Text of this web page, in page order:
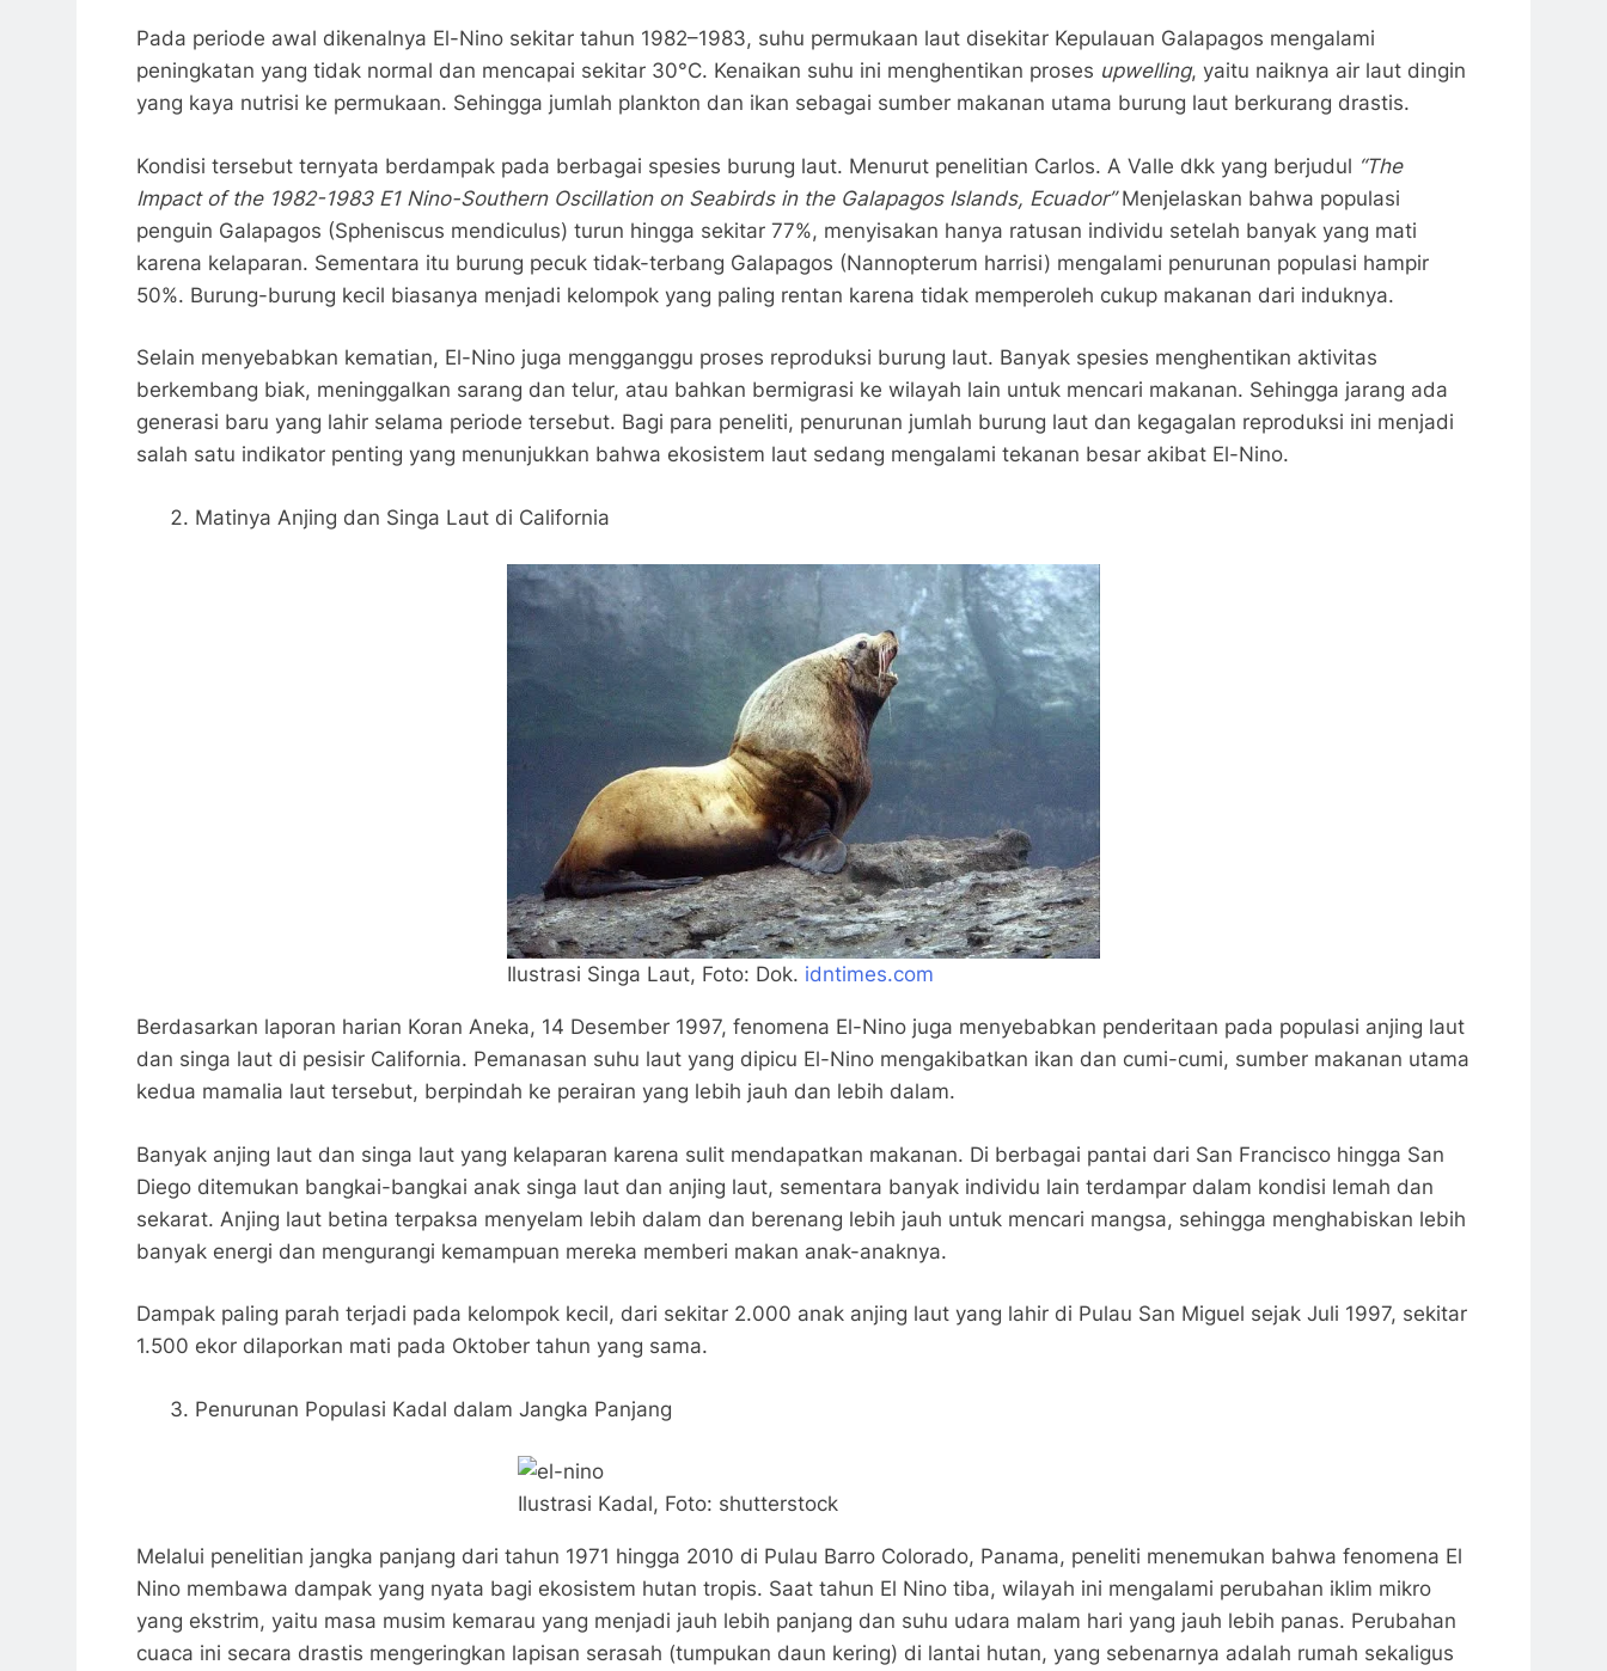
Pada periode awal dikenalnya El-Nino sekitar tahun 1982–1983, suhu permukaan laut disekitar Kepulauan Galapagos mengalami
peningkatan yang tidak normal dan mencapai sekitar 30°C. Kenaikan suhu ini menghentikan proses upwelling, yaitu naiknya air laut dingin
yang kaya nutrisi ke permukaan. Sehingga jumlah plankton dan ikan sebagai sumber makanan utama burung laut berkurang drastis.
Kondisi tersebut ternyata berdampak pada berbagai spesies burung laut. Menurut penelitian Carlos. A Valle dkk yang berjudul “The
Impact of the 1982-1983 E1 Nino-Southern Oscillation on Seabirds in the Galapagos Islands, Ecuador”Menjelaskan bahwa populasi
penguin Galapagos (Spheniscus mendiculus) turun hingga sekitar 77%, menyisakan hanya ratusan individu setelah banyak yang mati
karena kelaparan. Sementara itu burung pecuk tidak-terbang Galapagos (Nannopterum harrisi) mengalami penurunan populasi hampir
50%. Burung-burung kecil biasanya menjadi kelompok yang paling rentan karena tidak memperoleh cukup makanan dari induknya.
Selain menyebabkan kematian, El-Nino juga mengganggu proses reproduksi burung laut. Banyak spesies menghentikan aktivitas
berkembang biak, meninggalkan sarang dan telur, atau bahkan bermigrasi ke wilayah lain untuk mencari makanan. Sehingga jarang ada
generasi baru yang lahir selama periode tersebut. Bagi para peneliti, penurunan jumlah burung laut dan kegagalan reproduksi ini menjadi
salah satu indikator penting yang menunjukkan bahwa ekosistem laut sedang mengalami tekanan besar akibat El-Nino.
Matinya Anjing dan Singa Laut di California
Ilustrasi Singa Laut, Foto: Dok. idntimes.com
Berdasarkan laporan harian Koran Aneka, 14 Desember 1997, fenomena El-Nino juga menyebabkan penderitaan pada populasi anjing laut
dan singa laut di pesisir California. Pemanasan suhu laut yang dipicu El-Nino mengakibatkan ikan dan cumi-cumi, sumber makanan utama
kedua mamalia laut tersebut, berpindah ke perairan yang lebih jauh dan lebih dalam.
Banyak anjing laut dan singa laut yang kelaparan karena sulit mendapatkan makanan. Di berbagai pantai dari San Francisco hingga San
Diego ditemukan bangkai-bangkai anak singa laut dan anjing laut, sementara banyak individu lain terdampar dalam kondisi lemah dan
sekarat. Anjing laut betina terpaksa menyelam lebih dalam dan berenang lebih jauh untuk mencari mangsa, sehingga menghabiskan lebih
banyak energi dan mengurangi kemampuan mereka memberi makan anak-anaknya.
Dampak paling parah terjadi pada kelompok kecil, dari sekitar 2.000 anak anjing laut yang lahir di Pulau San Miguel sejak Juli 1997, sekitar
1.500 ekor dilaporkan mati pada Oktober tahun yang sama.
Penurunan Populasi Kadal dalam Jangka Panjang
Ilustrasi Kadal, Foto: shutterstock
Melalui penelitian jangka panjang dari tahun 1971 hingga 2010 di Pulau Barro Colorado, Panama, peneliti menemukan bahwa fenomena El
Nino membawa dampak yang nyata bagi ekosistem hutan tropis. Saat tahun El Nino tiba, wilayah ini mengalami perubahan iklim mikro
yang ekstrim, yaitu masa musim kemarau yang menjadi jauh lebih panjang dan suhu udara malam hari yang jauh lebih panas. Perubahan
cuaca ini secara drastis mengeringkan lapisan serasah (tumpukan daun kering) di lantai hutan, yang sebenarnya adalah rumah sekaligus